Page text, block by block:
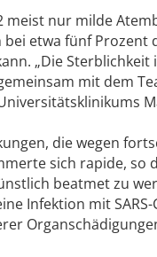
meist nur milde
etwa fünf Prozent
„Die Sterblichkeit
mit dem
die wegen
sich rapide, so
beatmet zu
Infektion mit SARS-